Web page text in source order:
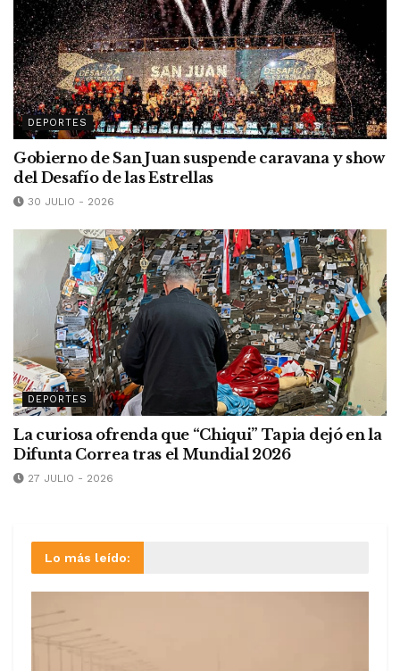
DEPORTES
Gobierno de San Juan suspende caravana y show
del Desafío de las Estrellas
30 JULIO - 2026
DEPORTES
La curiosa ofrenda que “Chiqui” Tapia dejó en la
Difunta Correa tras el Mundial 2026
27 JULIO - 2026
Lo más leído: